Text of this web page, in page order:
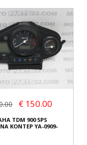
€ 150.00
TDM 900 5PS
ΚΟΝΤΕΡ YA-0909-